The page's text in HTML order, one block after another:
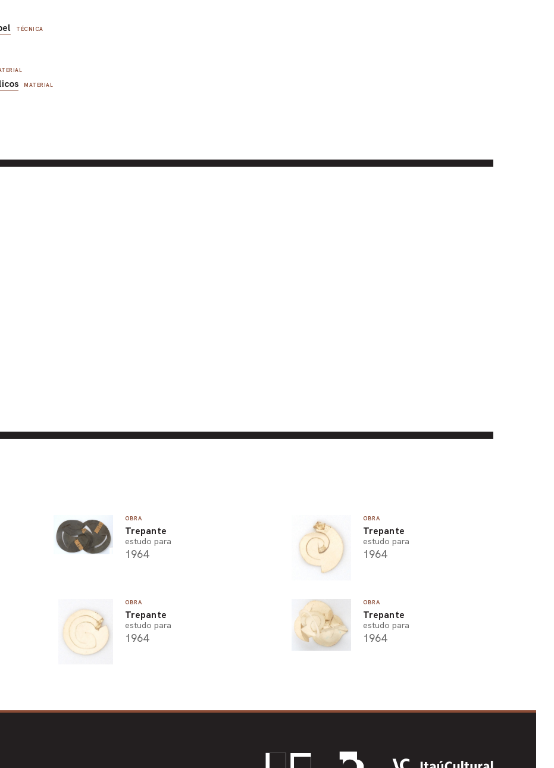
TÉCNICA
MATERIAL
OBRA
Trepante
estudo para
1964
OBRA
Trepante
estudo para
1964
OBRA
Trepante
estudo para
1964
OBRA
Trepante
estudo para
1964